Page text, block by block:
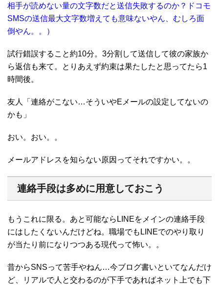
相手が読めない量の文字数だと送信失敗するのか？ドコモ
SMSの送信最大文字数増えても意味ないやん、むしろ面
倒やん。。）
試行錯誤すること約10分。3分割して送信して彼の家族か
ら返信も来て。とりあえず約束は果たしたと思ってたら1
時間後。
友人「連絡がこない…そういやEメールの設定してないの
かも」
おい。おい。。
メールアドレスを知らない原因ってそれですかい。。
連絡手段は多めに用意しておこう
もうこれに限る。あと可能ならLINEをメインの連絡手段
にはしたくないんだけどね。職場でもLINEでのやり取り
が当たり前になりつつある現代って怖い。。
昔からSNSって苦手やねん…今ブログ書いといてなんだけ
ど、リアルで人と交わるのが下手であればネット上でも下